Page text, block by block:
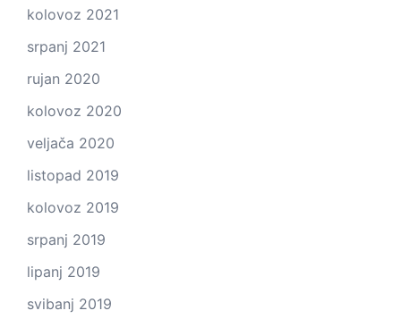
kolovoz 2021
srpanj 2021
rujan 2020
kolovoz 2020
veljača 2020
listopad 2019
kolovoz 2019
srpanj 2019
lipanj 2019
svibanj 2019